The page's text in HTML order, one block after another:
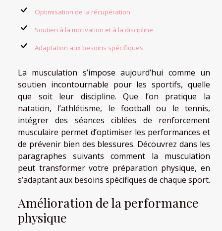
Optimisation de la récupération
Soutien à la motivation et à la discipline
Adaptation aux besoins spécifiques
La musculation s’impose aujourd’hui comme un
soutien incontournable pour les sportifs, quelle
que soit leur discipline. Que l’on pratique la
natation, l’athlétisme, le football ou le tennis,
intégrer des séances ciblées de renforcement
musculaire permet d’optimiser les performances et
de prévenir bien des blessures. Découvrez dans les
paragraphes suivants comment la musculation
peut transformer votre préparation physique, en
s’adaptant aux besoins spécifiques de chaque sport.
Amélioration de la performance
physique